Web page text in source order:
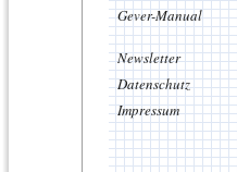
Gever-Manual
Newsletter
Datenschutz
Impressum